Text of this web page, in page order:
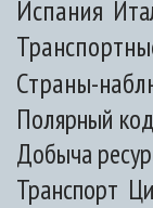
Испания
Страны-
Полярный
Добыча
Транспорт